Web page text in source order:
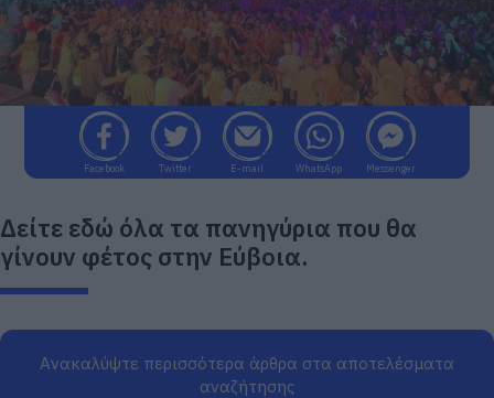
Facebook Twitter E-mail WhatsApp Messenger
Δείτε εδώ όλα τα πανηγύρια που θα
γίνουν φέτος στην Εύβοια.
Ανακαλύψτε περισσότερα άρθρα στα αποτελέσματα
αναζήτησης